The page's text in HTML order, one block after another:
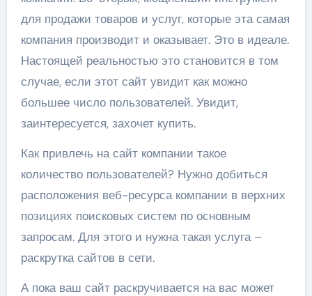
для продажи товаров и услуг, которые эта самая
компания производит и оказывает. Это в идеале.
Настоящей реальностью это становится в том
случае, если этот сайт увидит как можно
большее число пользователей. Увидит,
заинтересуется, захочет купить.
Как привлечь на сайт компании такое
количество пользователей? Нужно добиться
расположения веб-ресурса компании в верхних
позициях поисковых систем по основным
запросам. Для этого и нужна такая услуга –
раскрутка сайтов в сети.
А пока ваш сайт раскручивается на вас может